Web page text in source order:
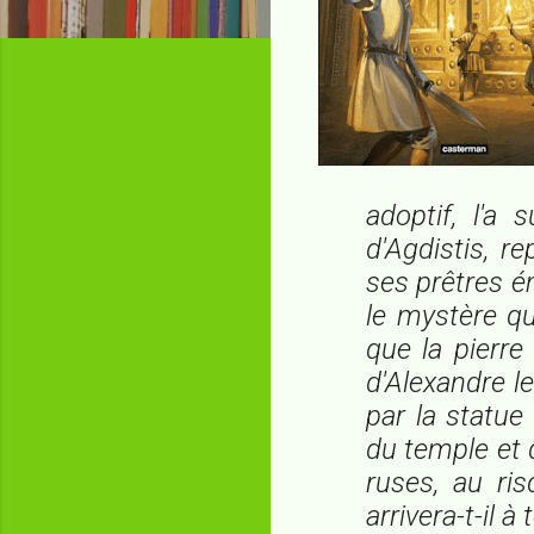
adoptif, l'a
d'Agdistis,
ses prêtres
le mystère
que la
d'Alexandre
par la statue
du temple et
ruses, au
arrivera-t-il à